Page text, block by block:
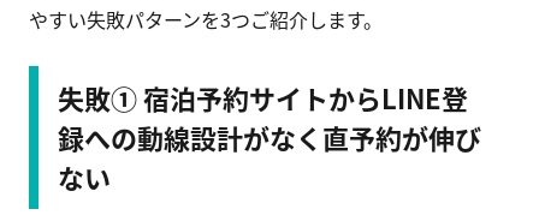
やすい失敗パターンを3つご紹介します。
失敗① 宿泊予約サイトからLINE登
録への動線設計がなく直予約が伸び
ない